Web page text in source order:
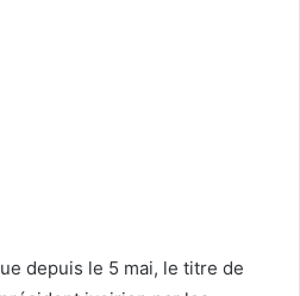
depuis le 5 mai, le titre de